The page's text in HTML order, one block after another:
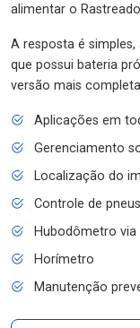
alimentar o
A resposta é
que possui bateria
versão mais
Aplicações em
Gerenciamento
Localização do
Controle de
Hubodômetro via
Horímetro
Manutenção